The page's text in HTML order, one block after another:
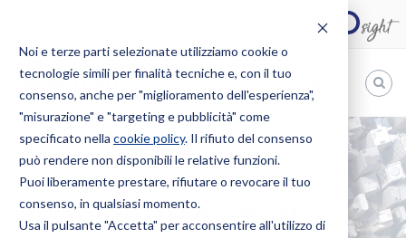
Noi e terze parti selezionate utilizziamo cookie o
tecnologie simili per finalità tecniche e, con il tuo
consenso, anche per "miglioramento dell'esperienza",
"misurazione" e "targeting e pubblicità" come
specificato nella cookie policy. Il rifiuto del consenso
può rendere non disponibili le relative funzioni.
Puoi liberamente prestare, rifiutare o revocare il tuo
consenso, in qualsiasi momento.
Usa il pulsante "Accetta" per acconsentire all'utilizzo di
Bugnion
The
way
HOME NEWS BUGNION, IP E SPORT
Bugnion, IP e Sport